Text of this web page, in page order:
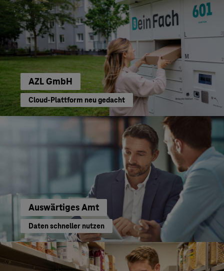
AZL GmbH
Cloud-Plattform neu gedacht
Auswärtiges Amt
Daten schneller nutzen